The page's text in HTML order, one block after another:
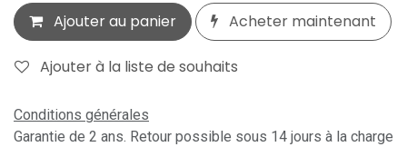
Ajouter au panier Acheter maintenant
Ajouter à la liste de souhaits
Conditions générales
Garantie de 2 ans. Retour possible sous 14 jours à la charge